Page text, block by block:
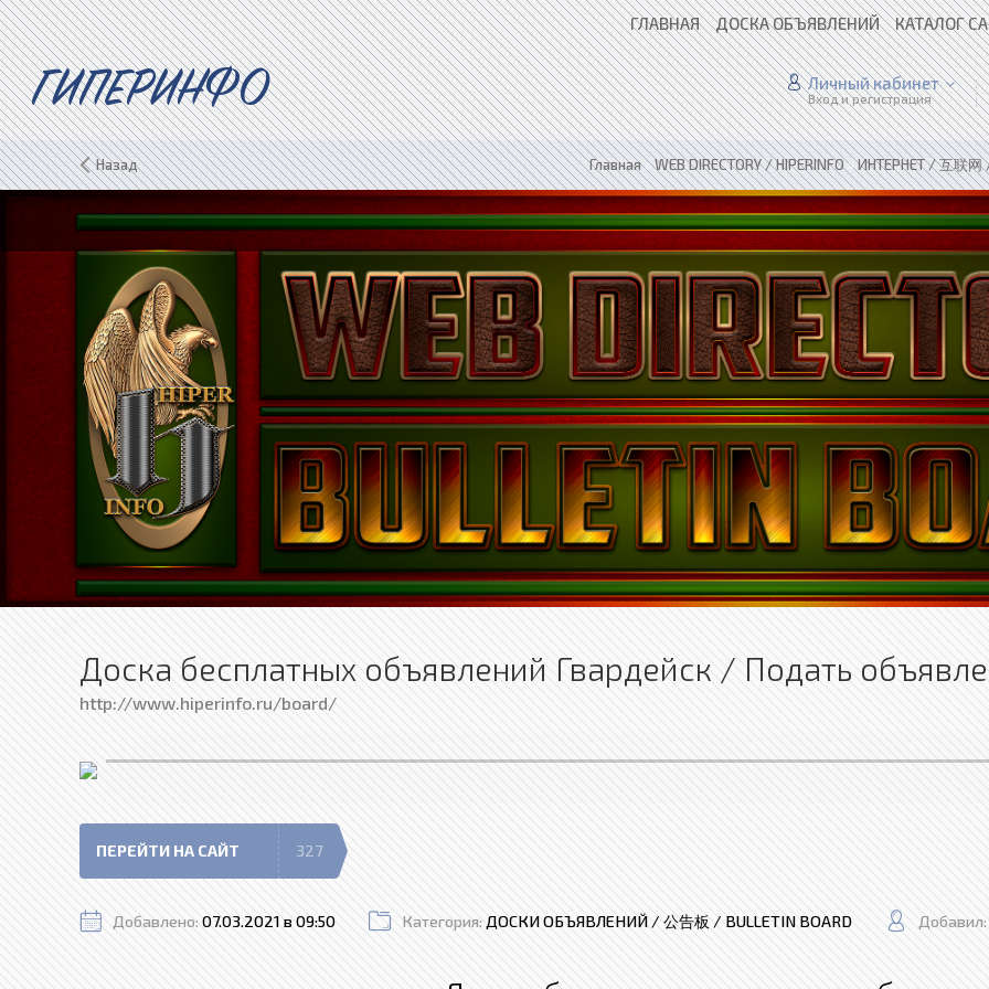
ГЛАВНАЯ ДОСКА ОБЪЯВЛЕНИЙ КАТАЛОГ
ГИПЕРИНФО Личный кабинет
Вход и регистрация
Назад Главная»WEB DIRECTORY / HIPERINFO»ИНТЕРНЕТ / 互联网 /
Доска бесплатных объявлений Гвардейск / Подать
http://www.hiperinfo.ru/board/
ПЕРЕЙТИ НА САЙТ 327
Добавлено:07.03.2021 в 09:50 Категория:ДОСКИ ОБЪЯВЛЕНИЙ / 公告板 / BULLETIN BOARD Добавил: